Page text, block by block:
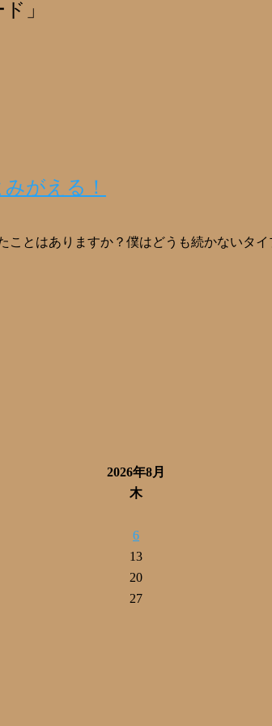
」
がえる！
とはありますか？僕はどうも続かないタ
2026年8月
木
6
13
20
27